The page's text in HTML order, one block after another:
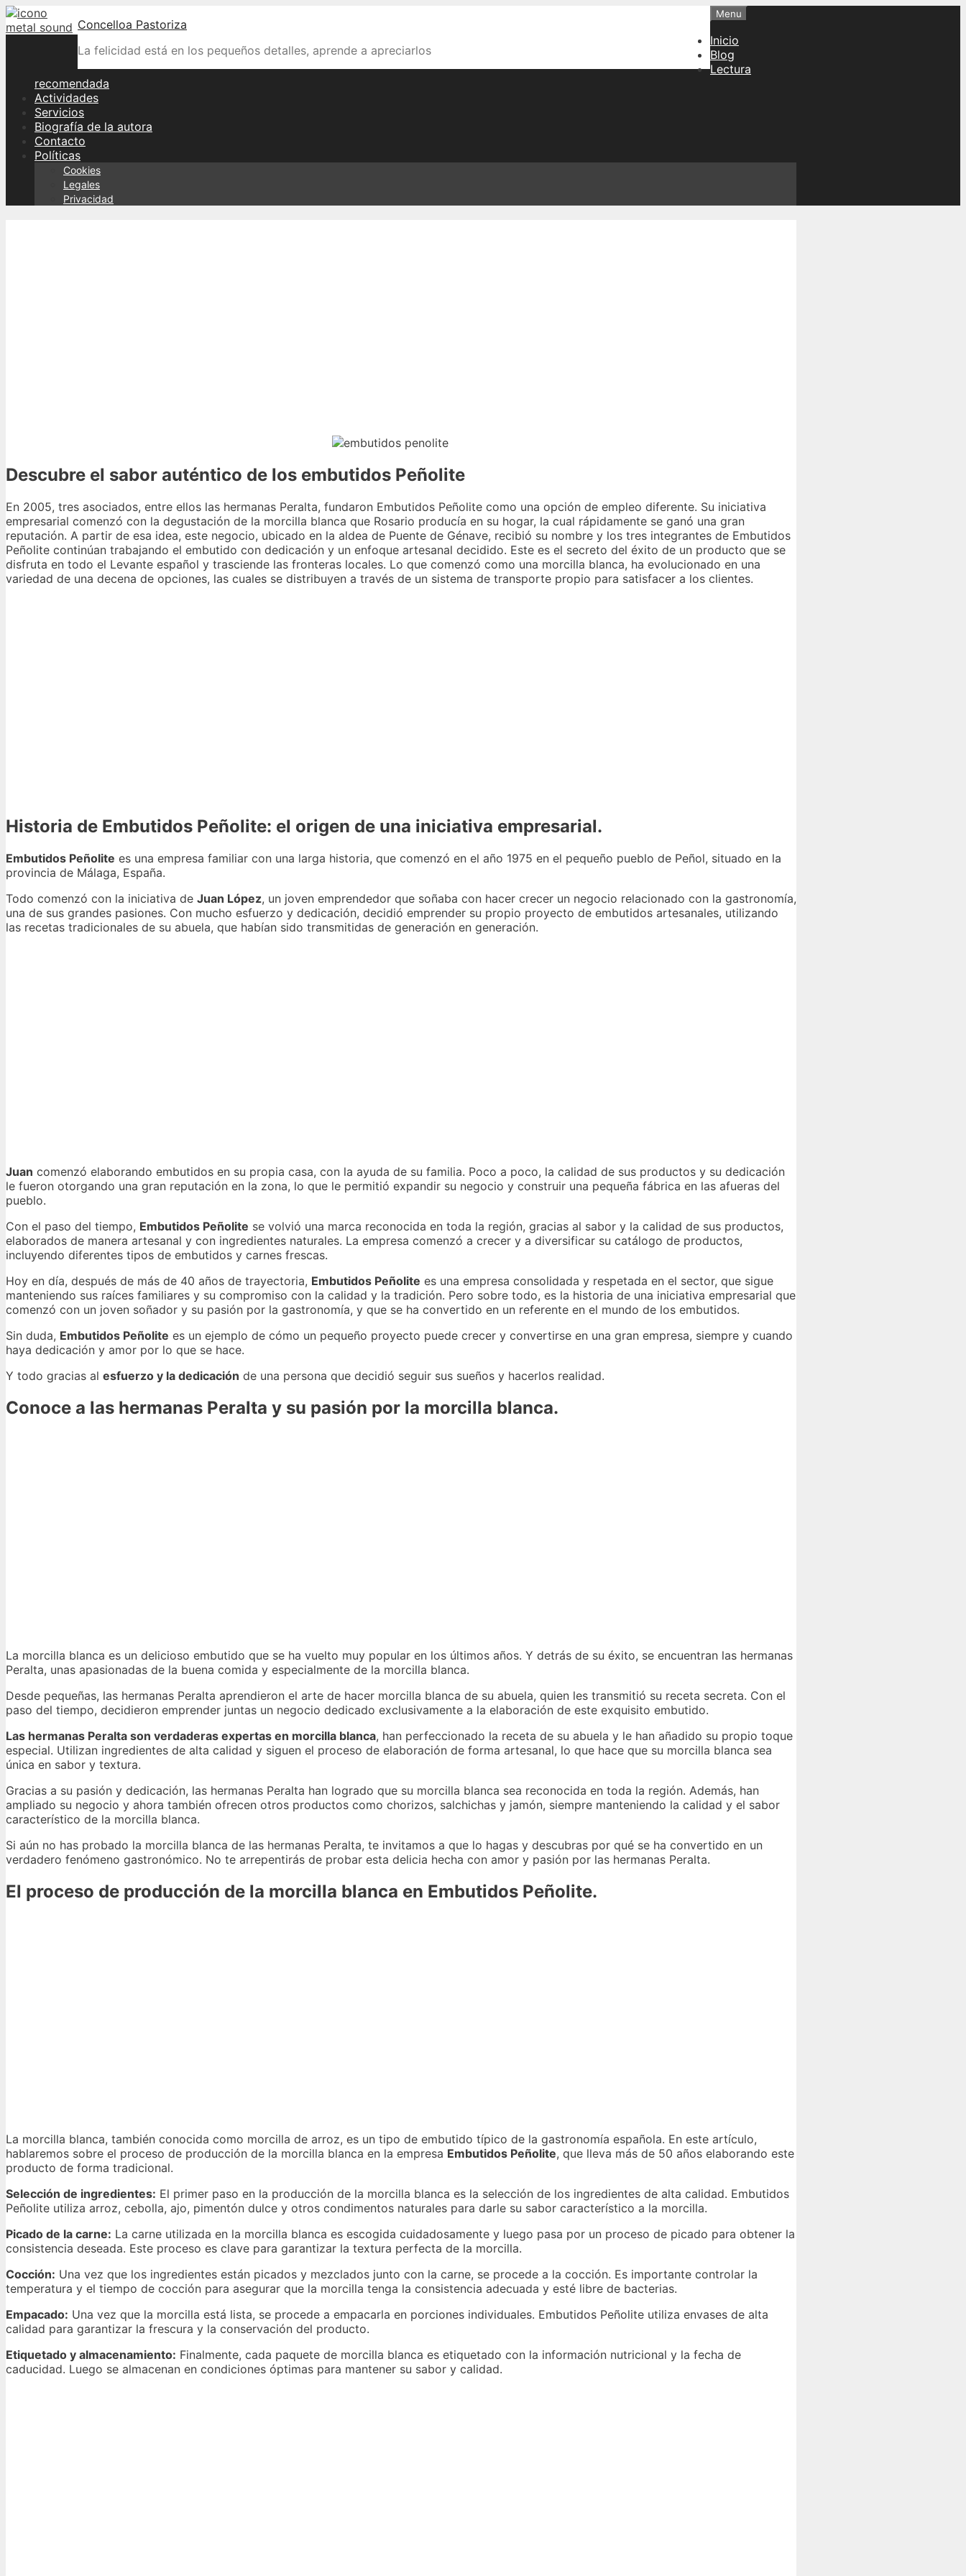
Skip
to
Concelloa Pastoriza
La felicidad está en los pequeños detalles, aprende a apreciarlos
Menu
Inicio
Blog
Lectura
recomendada
Actividades
Servicios
Biografía de la autora
Contacto
Políticas
Cookies
Legales
Privacidad
Descubre el sabor auténtico de los embutidos Peñolite
En 2005, tres asociados, entre ellos las hermanas Peralta, fundaron Embutidos Peñolite como una opción de empleo diferente. Su iniciativa
empresarial comenzó con la degustación de la morcilla blanca que Rosario producía en su hogar, la cual rápidamente se ganó una gran
reputación. A partir de esa idea, este negocio, ubicado en la aldea de Puente de Génave, recibió su nombre y los tres integrantes de Embutidos
Peñolite continúan trabajando el embutido con dedicación y un enfoque artesanal decidido. Este es el secreto del éxito de un producto que se
disfruta en todo el Levante español y trasciende las fronteras locales. Lo que comenzó como una morcilla blanca, ha evolucionado en una
variedad de una decena de opciones, las cuales se distribuyen a través de un sistema de transporte propio para satisfacer a los clientes.
Historia de Embutidos Peñolite: el origen de una iniciativa empresarial.
Embutidos Peñolite es una empresa familiar con una larga historia, que comenzó en el año 1975 en el pequeño pueblo de Peñol, situado en la
provincia de Málaga, España.
Todo comenzó con la iniciativa de Juan López, un joven emprendedor que soñaba con hacer crecer un negocio relacionado con la gastronomía,
una de sus grandes pasiones. Con mucho esfuerzo y dedicación, decidió emprender su propio proyecto de embutidos artesanales, utilizando
las recetas tradicionales de su abuela, que habían sido transmitidas de generación en generación.
Juan comenzó elaborando embutidos en su propia casa, con la ayuda de su familia. Poco a poco, la calidad de sus productos y su dedicación
le fueron otorgando una gran reputación en la zona, lo que le permitió expandir su negocio y construir una pequeña fábrica en las afueras del
pueblo.
Con el paso del tiempo, Embutidos Peñolite se volvió una marca reconocida en toda la región, gracias al sabor y la calidad de sus productos,
elaborados de manera artesanal y con ingredientes naturales. La empresa comenzó a crecer y a diversificar su catálogo de productos,
incluyendo diferentes tipos de embutidos y carnes frescas.
Hoy en día, después de más de 40 años de trayectoria, Embutidos Peñolite es una empresa consolidada y respetada en el sector, que sigue
manteniendo sus raíces familiares y su compromiso con la calidad y la tradición. Pero sobre todo, es la historia de una iniciativa empresarial que
comenzó con un joven soñador y su pasión por la gastronomía, y que se ha convertido en un referente en el mundo de los embutidos.
Sin duda, Embutidos Peñolite es un ejemplo de cómo un pequeño proyecto puede crecer y convertirse en una gran empresa, siempre y cuando
haya dedicación y amor por lo que se hace.
Y todo gracias al esfuerzo y la dedicación de una persona que decidió seguir sus sueños y hacerlos realidad.
Conoce a las hermanas Peralta y su pasión por la morcilla blanca.
La morcilla blanca es un delicioso embutido que se ha vuelto muy popular en los últimos años. Y detrás de su éxito, se encuentran las hermanas
Peralta, unas apasionadas de la buena comida y especialmente de la morcilla blanca.
Desde pequeñas, las hermanas Peralta aprendieron el arte de hacer morcilla blanca de su abuela, quien les transmitió su receta secreta. Con el
paso del tiempo, decidieron emprender juntas un negocio dedicado exclusivamente a la elaboración de este exquisito embutido.
Las hermanas Peralta son verdaderas expertas en morcilla blanca, han perfeccionado la receta de su abuela y le han añadido su propio toque
especial. Utilizan ingredientes de alta calidad y siguen el proceso de elaboración de forma artesanal, lo que hace que su morcilla blanca sea
única en sabor y textura.
Gracias a su pasión y dedicación, las hermanas Peralta han logrado que su morcilla blanca sea reconocida en toda la región. Además, han
ampliado su negocio y ahora también ofrecen otros productos como chorizos, salchichas y jamón, siempre manteniendo la calidad y el sabor
característico de la morcilla blanca.
Si aún no has probado la morcilla blanca de las hermanas Peralta, te invitamos a que lo hagas y descubras por qué se ha convertido en un
verdadero fenómeno gastronómico. No te arrepentirás de probar esta delicia hecha con amor y pasión por las hermanas Peralta.
El proceso de producción de la morcilla blanca en Embutidos Peñolite.
La morcilla blanca, también conocida como morcilla de arroz, es un tipo de embutido típico de la gastronomía española. En este artículo,
hablaremos sobre el proceso de producción de la morcilla blanca en la empresa Embutidos Peñolite, que lleva más de 50 años elaborando este
producto de forma tradicional.
Selección de ingredientes: El primer paso en la producción de la morcilla blanca es la selección de los ingredientes de alta calidad. Embutidos
Peñolite utiliza arroz, cebolla, ajo, pimentón dulce y otros condimentos naturales para darle su sabor característico a la morcilla.
Picado de la carne: La carne utilizada en la morcilla blanca es escogida cuidadosamente y luego pasa por un proceso de picado para obtener la
consistencia deseada. Este proceso es clave para garantizar la textura perfecta de la morcilla.
Cocción: Una vez que los ingredientes están picados y mezclados junto con la carne, se procede a la cocción. Es importante controlar la
temperatura y el tiempo de cocción para asegurar que la morcilla tenga la consistencia adecuada y esté libre de bacterias.
Empacado: Una vez que la morcilla está lista, se procede a empacarla en porciones individuales. Embutidos Peñolite utiliza envases de alta
calidad para garantizar la frescura y la conservación del producto.
Etiquetado y almacenamiento: Finalmente, cada paquete de morcilla blanca es etiquetado con la información nutricional y la fecha de
caducidad. Luego se almacenan en condiciones óptimas para mantener su sabor y calidad.